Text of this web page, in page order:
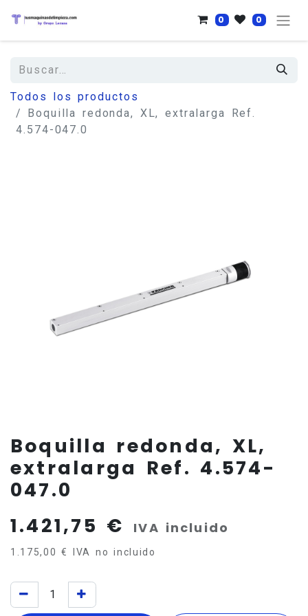
0 0
Todos los productos
Boquilla redonda, XL, extralarga Ref.
4.574-047.0
Boquilla redonda, XL,
extralarga Ref. 4.574-
047.0
1.421,75 € IVA incluido
1.175,00 € IVA no incluido